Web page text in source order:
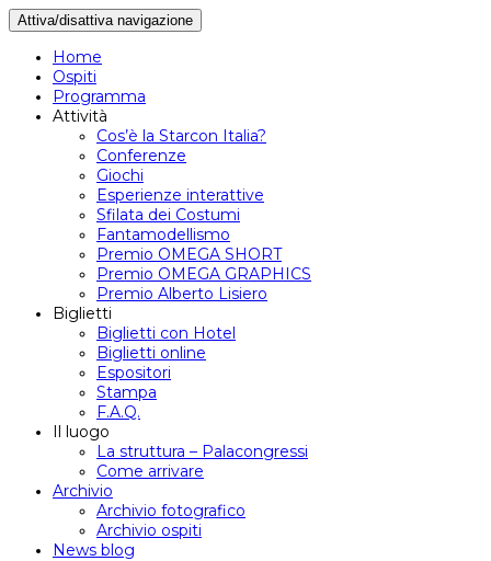
Attiva/disattiva navigazione
Home
Ospiti
Programma
Attività
Cos’è la Starcon Italia?
Conferenze
Giochi
Esperienze interattive
Sfilata dei Costumi
Fantamodellismo
Premio OMEGA SHORT
Premio OMEGA GRAPHICS
Premio Alberto Lisiero
Biglietti
Biglietti con Hotel
Biglietti online
Espositori
Stampa
F.A.Q.
Il luogo
La struttura – Palacongressi
Come arrivare
Archivio
Archivio fotografico
Archivio ospiti
News blog